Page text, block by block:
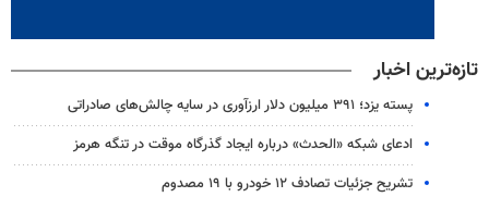
تازه‌ترین اخبار
پسته یزد؛ ۳۹۱ میلیون دلار ارزآوری در سایه چالش‌های صادراتی
ادعای شبکه «الحدث» درباره ایجاد گذرگاه موقت در تنگه هرمز
تشریح جزئیات تصادف ۱۲ خودرو با ۱۹ مصدوم